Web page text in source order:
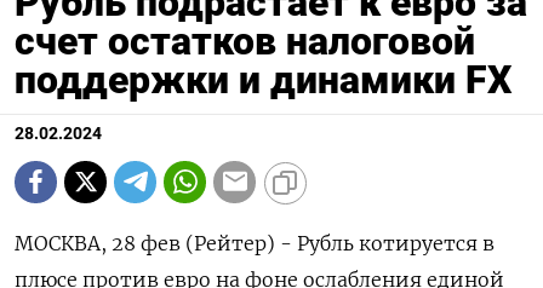
счет остатков налоговой
поддержки и динамики FX
28.02.2024
МОСКВА, 28 фев (Рейтер) - Рубль котируется в
плюсе против евро на фоне ослабления единой